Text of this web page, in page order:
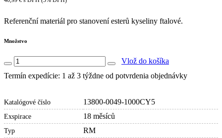
Referenční materiál pro stanovení esterů kyseliny ftalové.
Množstvo
Vlož do košíka
Termín expedície: 1 až 3 týždne od potvrdenia objednávky
Katalógové číslo 13800-0049-1000CY5
Exspirace 18 měsíců
Typ RM